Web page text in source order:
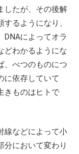
したが、その後解
るようになり、
DNAによってオラ
どわかるようにな
、べつのものにつ
に依存していて
きものはヒトで
線などによって小
分において変わり